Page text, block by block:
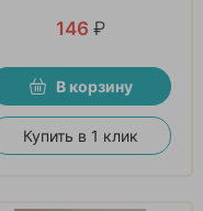
146 ₽
В корзину
Купить в 1 клик